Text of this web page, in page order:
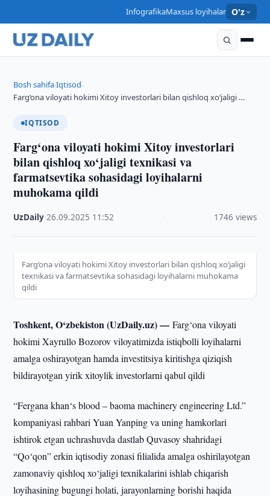
InfografikaMaxsus loyihalar O'z
Bosh sahifa›Iqtisod›
Farg‘ona viloyati hokimi Xitoy investorlari bilan qishloq xo‘jaligi …
IQTISOD
Farg‘ona viloyati hokimi Xitoy investorlari
bilan qishloq xo‘jaligi texnikasi va
farmatsevtika sohasidagi loyihalarni
muhokama qildi
UzDaily ·26.09.2025 11:52 1746 views
Farg‘ona viloyati hokimi Xitoy investorlari bilan qishloq xo‘jaligi
texnikasi va farmatsevtika sohasidagi loyihalarni muhokama
qildi
Toshkent, O‘zbekiston (UzDaily.uz) —Farg‘ona viloyati
hokimi Xayrullo Bozorov viloyatimizda istiqbolli loyihalarni
amalga oshirayotgan hamda investitsiya kiritishga qiziqish
bildirayotgan yirik xitoylik investorlarni qabul qildi
“Fergana khan‘s blood – baoma machinery engineering Ltd.”
kompaniyasi rahbari Yuan Yanping va uning hamkorlari
ishtirok etgan uchrashuvda dastlab Quvasoy shahridagi
“Qo‘qon” erkin iqtisodiy zonasi filialida amalga oshirilayotgan
zamonaviy qishloq xo‘jaligi texnikalarini ishlab chiqarish
loyihasining bugungi holati, jarayonlarning borishi haqida